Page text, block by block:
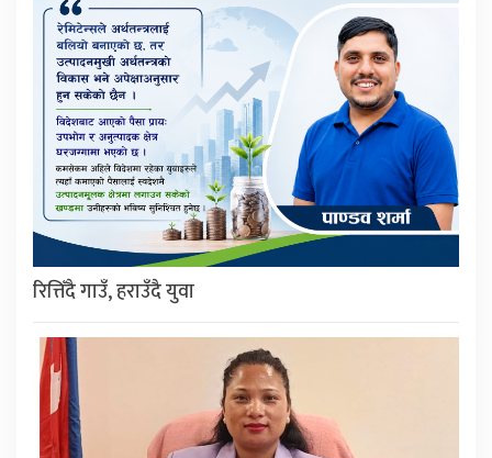
रित्तिँदै गाउँ, हराउँदै युवा